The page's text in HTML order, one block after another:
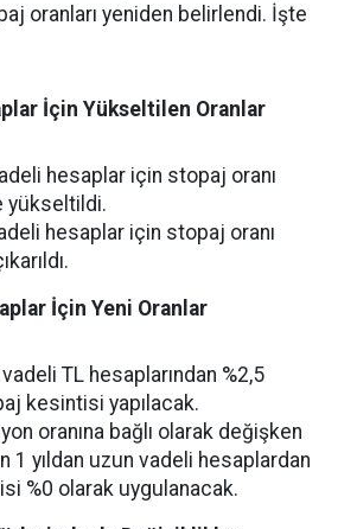
oranları yeniden belirlendi. İşte
İçin Yükseltilen Oranlar
hesaplar için stopaj oranı
yükseltildi.
hesaplar için stopaj oranı
İçin Yeni Oranlar
TL hesaplarından %2,5
kesintisi yapılacak.
oranına bağlı olarak değişken
1 yıldan uzun vadeli hesaplardan
%0 olarak uygulanacak.